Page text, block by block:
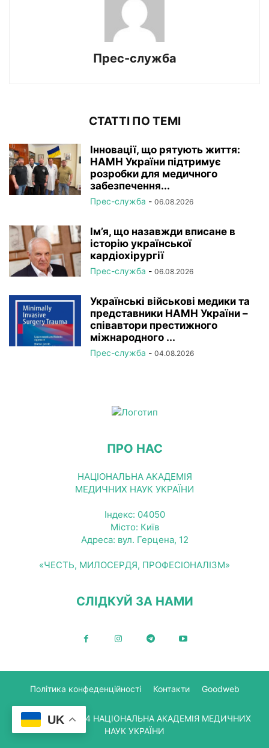
Прес-служба
СТАТТІ ПО ТЕМІ
Інновації, що рятують життя:
НАМН України підтримує
розробки для медичного
забезпечення...
Прес-служба - 06.08.2026
Ім’я, що назавжди вписане в
історію української
кардіохірургії
Прес-служба - 06.08.2026
Українські військові медики та
представники НАМН України –
співавтори престижного
міжнародного ...
Прес-служба - 04.08.2026
ПРО НАС
НАЦІОНАЛЬНА АКАДЕМІЯ
МЕДИЧНИХ НАУК УКРАЇНИ
Індекс: 04050
Місто: Київ
Адреса: вул. Герцена, 12
«ЧЕСТЬ, МИЛОСЕРДЯ, ПРОФЕСІОНАЛІЗМ»
СЛІДКУЙ ЗА НАМИ
Політика конфеденційності Контакти Goodweb
© Copyright 2024 НАЦІОНАЛЬНА АКАДЕМІЯ МЕДИЧНИХ
НАУК УКРАЇНИ
UK